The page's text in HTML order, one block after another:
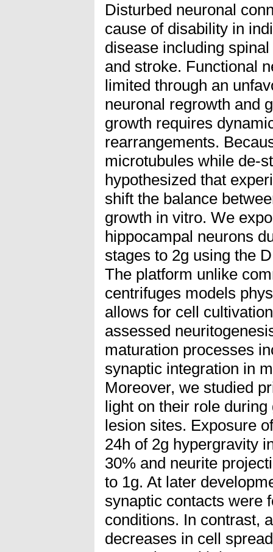
Disturbed neuronal
cause of disability in
disease including
and stroke. Functional
limited through an
neuronal regrowth and
growth requires
rearrangements.
microtubules while de-
hypothesized that
shift the balance
growth in vitro. We
hippocampal neurons
stages to 2g using the
The platform unlike
centrifuges models
allows for cell
assessed
maturation processes
synaptic integration in
Moreover, we studied
light on their role
lesion sites. Exposure
24h of 2g hypergravity
30% and neurite
to 1g. At later
synaptic contacts were
conditions. In contrast,
decreases in cell